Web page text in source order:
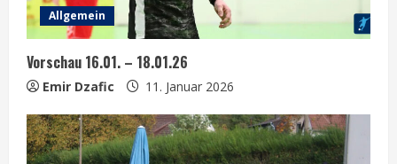
Allgemein
Vorschau 16.01. – 18.01.26
Emir Dzafic 11. Januar 2026